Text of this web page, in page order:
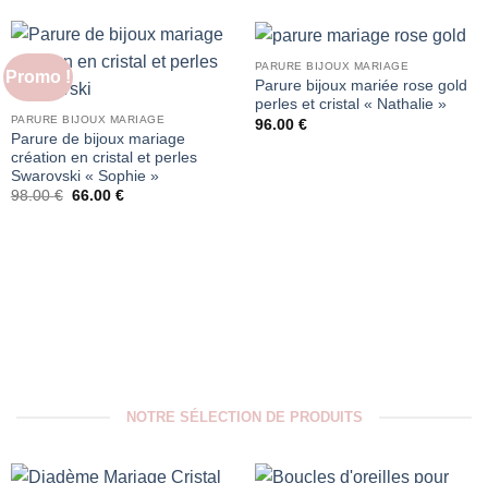
Promo !
PARURE BIJOUX MARIAGE
Parure de bijoux mariage
création en cristal et perles
Swarovski « Sophie »
98.00€ Le
66.00 €Le
PARURE BIJOUX MARIAGE
Parure bijoux mariée rose gold
perles et cristal « Nathalie »
96.00 €
NOTRE SÉLECTION DE PRODUITS